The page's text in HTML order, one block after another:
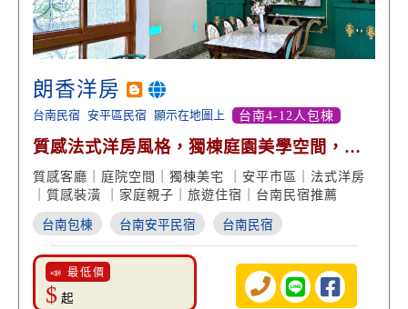
朗香洋房
台南民宿 安平區民宿 顯示在地圖上 台南4-12人包棟
質感法式洋房風格，獨棟庭園美學空間，鄰
近安平古堡景點，慢活自在的風格設計，享
受台南民宿鬧中取靜的悠閒渡假時光！
質感客廳｜庭院空間｜獨棟美宅 ｜安平市區｜法式洋房
｜質感裝潢 ｜家庭親子｜旅遊住宿｜台南民宿推薦
台南包棟 台南安平民宿 台南民宿
📣 最低價
$ 起